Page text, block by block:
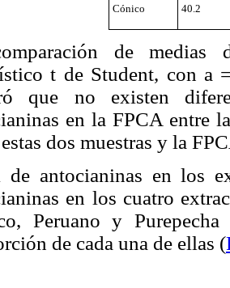
Cónico 40.2
de medias
t de Student, con a
que no existen
en la FPCA entre
dos muestras y la
de antocianinas en los
en los cuatro
Peruano y
de cada una de ellas (